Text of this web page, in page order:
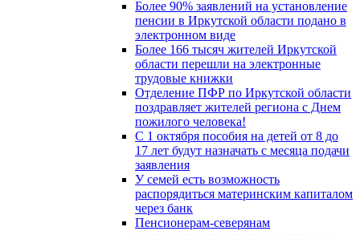
Более 90% заявлений на установление
пенсии в Иркутской области подано в
электронном виде
Более 166 тысяч жителей Иркутской
области перешли на электронные
трудовые книжки
Отделение ПФР по Иркутской области
поздравляет жителей региона с Днем
пожилого человека!
С 1 октября пособия на детей от 8 до
17 лет будут назначать с месяца подачи
заявления
У семей есть возможность
распорядиться материнским капиталом
через банк
Пенсионерам-северянам